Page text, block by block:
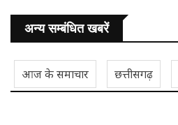
अन्य सम्बंधित खबरें
आज के समाचार छत्तीसगढ़